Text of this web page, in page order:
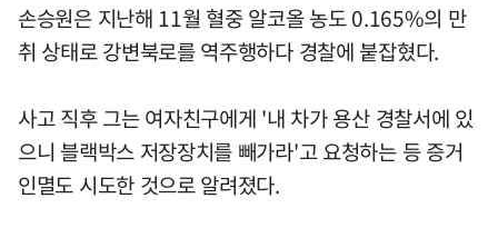
손승원은 지난해 11월 혈중 알코올 농도 0.165%의 만
취 상태로 강변북로를 역주행하다 경찰에 붙잡혔다.
사고 직후 그는 여자친구에게 '내 차가 용산 경찰서에 있
으니 블랙박스 저장장치를 빼가라'고 요청하는 등 증거
인멸도 시도한 것으로 알려졌다.